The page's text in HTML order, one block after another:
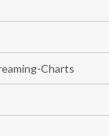
Charts